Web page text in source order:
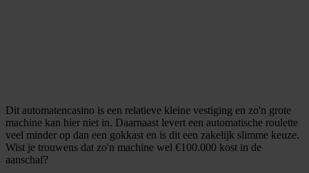
Dit automatencasino is een relatieve kleine vestiging en zo'n grote
machine kan hier niet in. Daarnaast levert een automatische roulette
veel minder op dan een gokkast en is dit een zakelijk slimme keuze.
Wist je trouwens dat zo'n machine wel €100.000 kost in de
aanschaf?